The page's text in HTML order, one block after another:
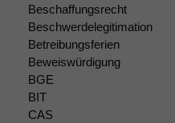
Beschaffungsrecht
Beschwerdelegitimation
Betreibungsferien
Beweiswürdigung
BGE
BIT
CAS